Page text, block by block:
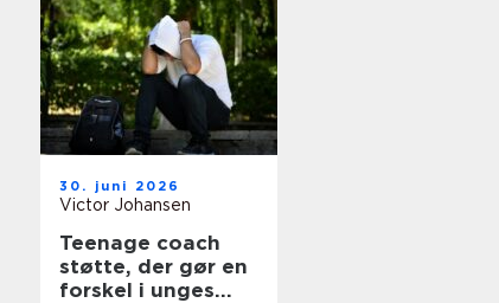
30. juni 2026
Victor Johansen
Teenage coach
støtte, der gør en
forskel i unges